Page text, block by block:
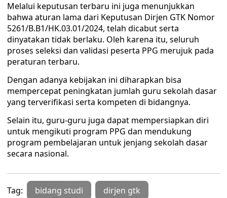
Melalui keputusan terbaru ini juga menunjukkan
bahwa aturan lama dari Keputusan Dirjen GTK Nomor
5261/B.B1/HK.03.01/2024, telah dicabut serta
dinyatakan tidak berlaku. Oleh karena itu, seluruh
proses seleksi dan validasi peserta PPG merujuk pada
peraturan terbaru.
Dengan adanya kebijakan ini diharapkan bisa
mempercepat peningkatan jumlah guru sekolah dasar
yang terverifikasi serta kompeten di bidangnya.
Selain itu, guru-guru juga dapat mempersiapkan diri
untuk mengikuti program PPG dan mendukung
program pembelajaran untuk jenjang sekolah dasar
secara nasional.
Tag: bidang studi dirjen gtk